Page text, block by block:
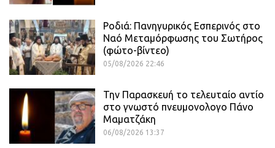
Ροδιά: Πανηγυρικός Εσπερινός στο
Ναό Μεταμόρφωσης του Σωτήρος
(φώτο-βίντεο)
05/08/2026 22:46
Την Παρασκευή το τελευταίο αντίο
στο γνωστό πνευμονολογο Πάνο
Μαματζάκη
06/08/2026 13:37